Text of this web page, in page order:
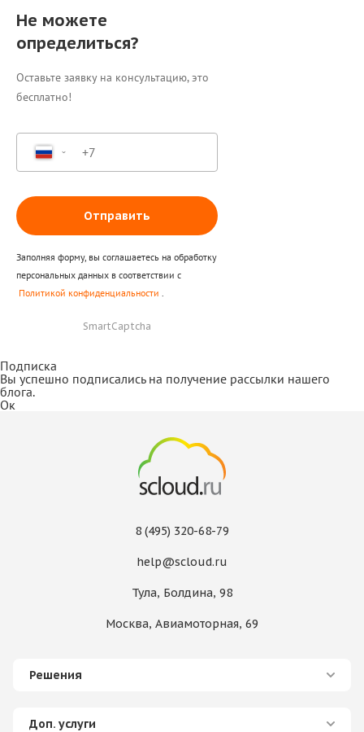
Не можете
определиться?
Оставьте заявку на консультацию, это
бесплатно!
Отправить
Заполняя форму, вы соглашаетесь на обработку
персональных данных в соответствии с
Политикой конфиденциальности .
SmartCaptcha
Подписка
Вы успешно подписались на получение рассылки нашего
блога.
Ок
8 (495) 320-68-79
help@scloud.ru
Тула, Болдина, 98
Москва, Авиамоторная, 69
Решения
Доп. услуги